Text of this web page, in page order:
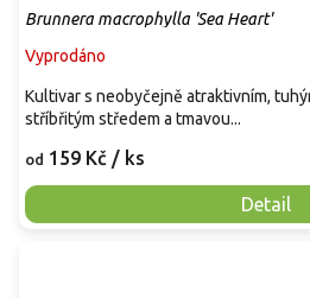
Brunnera macrophylla 'Sea Heart'
Vyprodáno
od 159 Kč / ks
Detail
Kultivar s neobyčejně atraktivním,
stříbřitým středem a tmavou...